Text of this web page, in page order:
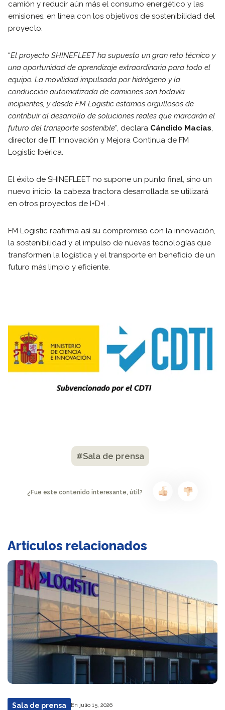
camión y reducir aún más el consumo energético y las
emisiones, en línea con los objetivos de sostenibilidad del
proyecto.
“El proyecto SHINEFLEET ha supuesto un gran reto técnico y
una oportunidad de aprendizaje extraordinaria para todo el
equipo. La movilidad impulsada por hidrógeno y la
conducción automatizada de camiones son todavía
incipientes, y desde FM Logistic estamos orgullosos de
contribuir al desarrollo de soluciones reales que marcarán el
futuro del transporte sostenible”, declara Cándido Macías,
director de IT, Innovación y Mejora Continua de FM
Logistic Ibérica.
El éxito de SHINEFLEET no supone un punto final, sino un
nuevo inicio: la cabeza tractora desarrollada se utilizará
en otros proyectos de I+D+I .
FM Logistic reafirma así su compromiso con la innovación,
la sostenibilidad y el impulso de nuevas tecnologías que
transformen la logística y el transporte en beneficio de un
futuro más limpio y eficiente.
#Sala de prensa
¿Fue este contenido interesante, útil?
Artículos relacionados
Sala de prensa En julio 15, 2026